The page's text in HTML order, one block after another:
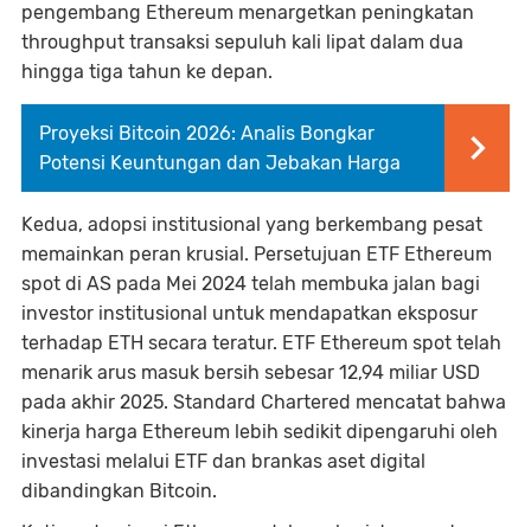
pengembang Ethereum menargetkan peningkatan
throughput transaksi sepuluh kali lipat dalam dua
hingga tiga tahun ke depan.
Proyeksi Bitcoin 2026: Analis Bongkar
Potensi Keuntungan dan Jebakan Harga
Kedua, adopsi institusional yang berkembang pesat
memainkan peran krusial. Persetujuan ETF Ethereum
spot di AS pada Mei 2024 telah membuka jalan bagi
investor institusional untuk mendapatkan eksposur
terhadap ETH secara teratur. ETF Ethereum spot telah
menarik arus masuk bersih sebesar 12,94 miliar USD
pada akhir 2025. Standard Chartered mencatat bahwa
kinerja harga Ethereum lebih sedikit dipengaruhi oleh
investasi melalui ETF dan brankas aset digital
dibandingkan Bitcoin.